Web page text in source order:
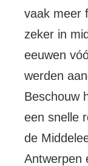
vaak meer
zeker in
eeuwen
werden
Beschouw
een snelle
de
Antwerpen